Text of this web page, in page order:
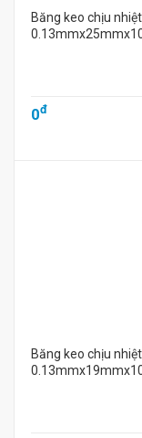
Băng keo chịu
0đ
Băng keo chịu